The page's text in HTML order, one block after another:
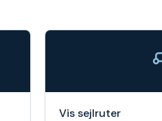
Vis sejlruter